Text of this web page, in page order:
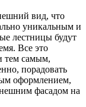
вид, что
уникальным и
лестницы будут
Все это
тем самым,
порадовать
оформлением,
фасадом на